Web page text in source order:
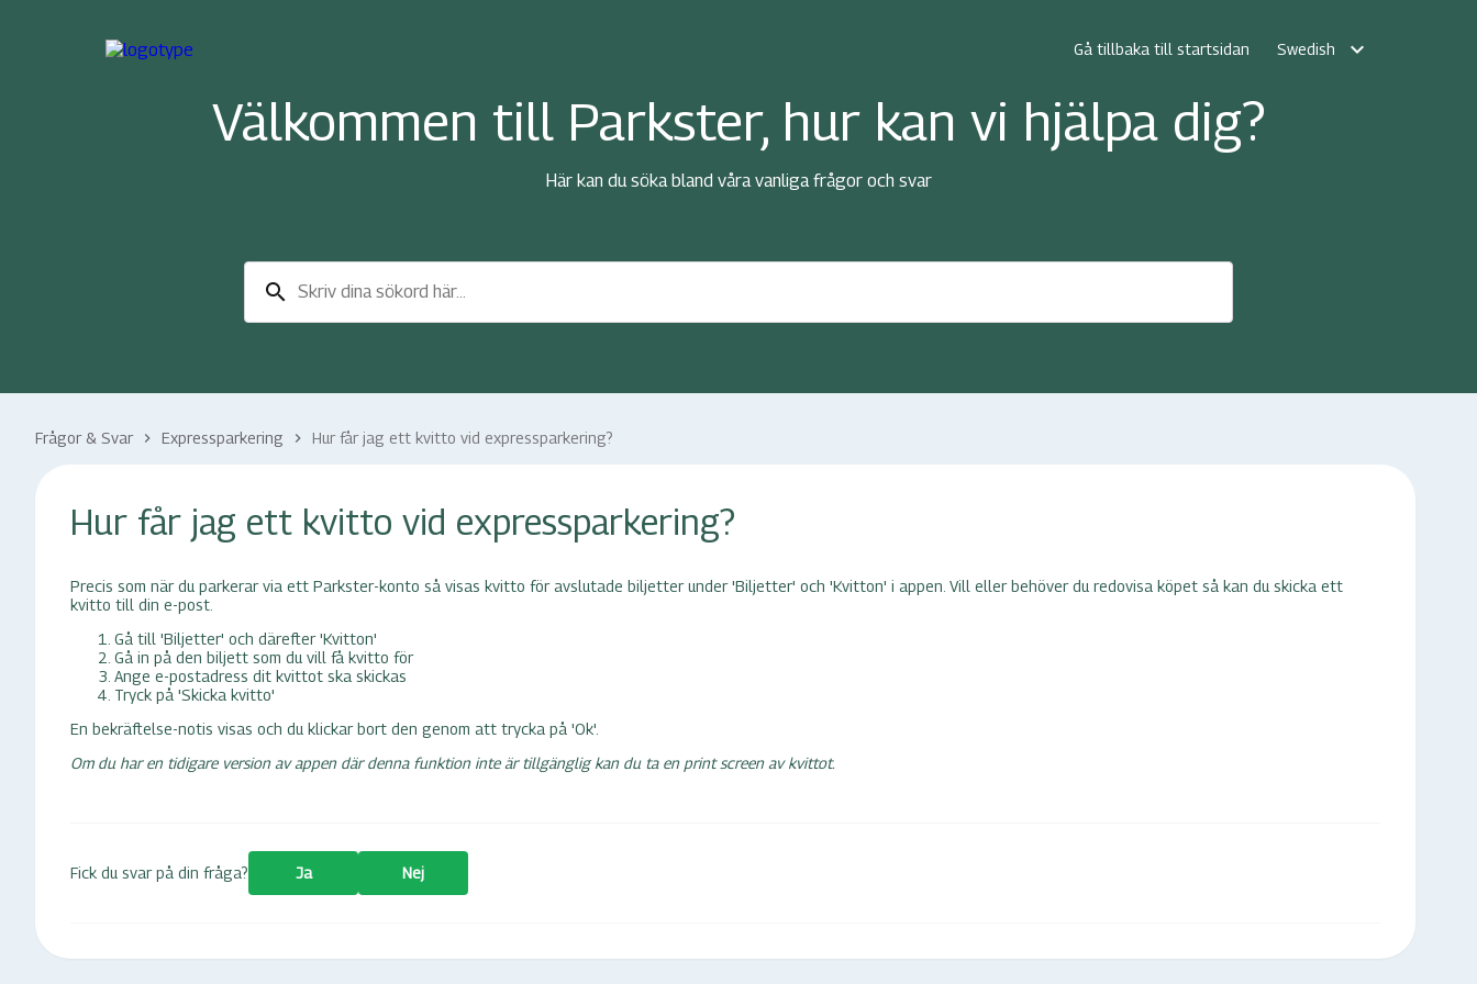
Gå tillbaka till startsidan Swedish expand_more
Välkommen till Parkster, hur kan vi hjälpa dig?
Här kan du söka bland våra vanliga frågor och svar
search
Frågor & Svar keyboard_arrow_right Expressparkering keyboard_arrow_right Hur får jag ett kvitto vid expressparkering?
Hur får jag ett kvitto vid expressparkering?
Precis som när du parkerar via ett Parkster-konto så visas kvitto för avslutade biljetter under 'Biljetter' och 'Kvitton' i appen. Vill eller behöver du redovisa köpet så kan du skicka ett
kvitto till din e-post.
Gå till 'Biljetter' och därefter 'Kvitton'
Gå in på den biljett som du vill få kvitto för
Ange e-postadress dit kvittot ska skickas
Tryck på 'Skicka kvitto'
En bekräftelse-notis visas och du klickar bort den genom att trycka på 'Ok'.
Om du har en tidigare version av appen där denna funktion inte är tillgänglig kan du ta en print screen av kvittot.
Fick du svar på din fråga? Ja Nej